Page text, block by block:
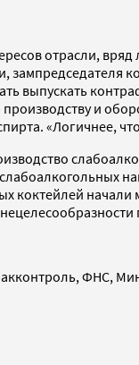
отрасли,
зампредседателя
выпускать
и
«Логичнее,
коктейлей
ФНС,